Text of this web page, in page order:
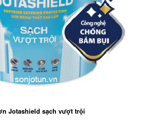
Jotashield sạch vượt trội